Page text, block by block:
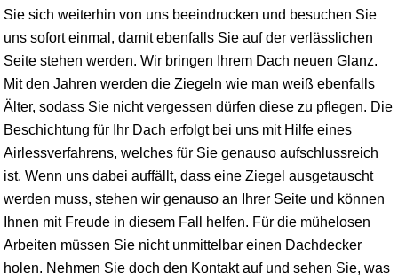
Sie sich weiterhin von uns beeindrucken und besuchen Sie
uns sofort einmal, damit ebenfalls Sie auf der verlässlichen
Seite stehen werden. Wir bringen Ihrem Dach neuen Glanz.
Mit den Jahren werden die Ziegeln wie man weiß ebenfalls
Älter, sodass Sie nicht vergessen dürfen diese zu pflegen. Die
Beschichtung für Ihr Dach erfolgt bei uns mit Hilfe eines
Airlessverfahrens, welches für Sie genauso aufschlussreich
ist. Wenn uns dabei auffällt, dass eine Ziegel ausgetauscht
werden muss, stehen wir genauso an Ihrer Seite und können
Ihnen mit Freude in diesem Fall helfen. Für die mühelosen
Arbeiten müssen Sie nicht unmittelbar einen Dachdecker
holen. Nehmen Sie doch den Kontakt auf und sehen Sie, was